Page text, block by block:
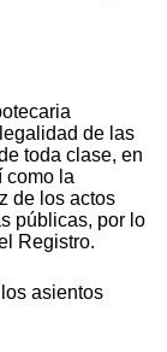
de las
toda clase, en
como la
de los actos
públicas, por lo
Registro.
asientos